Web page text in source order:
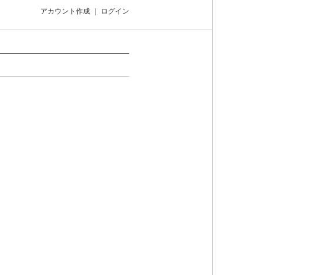
アカウント作成 ログイン